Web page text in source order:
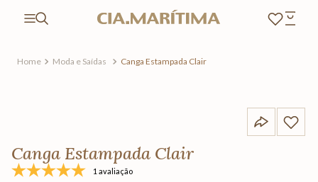
Moda e Saídas Canga Estampada Clair
Canga Estampada Clair
1 avaliação